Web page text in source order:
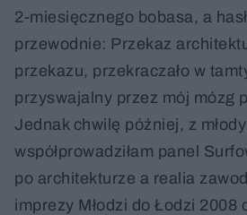
2-miesięcznego bobasa, a
przewodnie: Przekaz
przekazu, przekraczało w
przyswajalny przez mój mózg
Jednak chwilę później, z
współprowadziłam panel
po architekturze a realia
imprezy Młodzi do Łodzi 2008